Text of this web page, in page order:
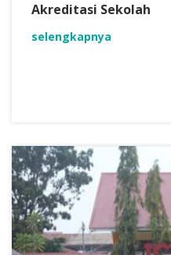
Akreditasi Sekolah
selengkapnya